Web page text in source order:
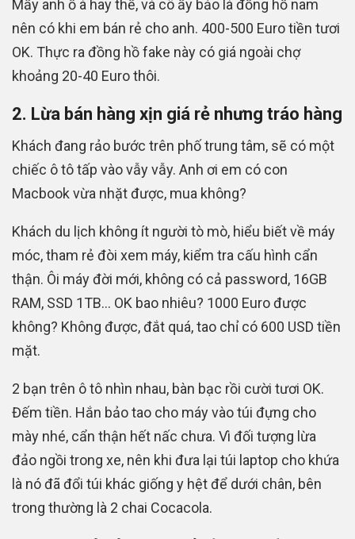
Mấy anh ồ à hay thế, và cô ấy bảo là đồng hồ nam
nên có khi em bán rẻ cho anh. 400-500 Euro tiền tươi
OK. Thực ra đồng hồ fake này có giá ngoài chợ
khoảng 20-40 Euro thôi.
2. Lừa bán hàng xịn giá rẻ nhưng tráo hàng
Khách đang rảo bước trên phố trung tâm, sẽ có một
chiếc ô tô tấp vào vẫy vẫy. Anh ơi em có con
Macbook vừa nhặt được, mua không?
Khách du lịch không ít người tò mò, hiểu biết về máy
móc, tham rẻ đòi xem máy, kiểm tra cấu hình cẩn
thận. Ôi máy đời mới, không có cả password, 16GB
RAM, SSD 1TB… OK bao nhiêu? 1000 Euro được
không? Không được, đắt quá, tao chỉ có 600 USD tiền
mặt.
2 bạn trên ô tô nhìn nhau, bàn bạc rồi cười tươi OK.
Đếm tiền. Hắn bảo tao cho máy vào túi đựng cho
mày nhé, cẩn thận hết nấc chưa. Vì đối tượng lừa
đảo ngồi trong xe, nên khi đưa lại túi laptop cho khứa
là nó đã đổi túi khác giống y hệt để dưới chân, bên
trong thường là 2 chai Cocacola.